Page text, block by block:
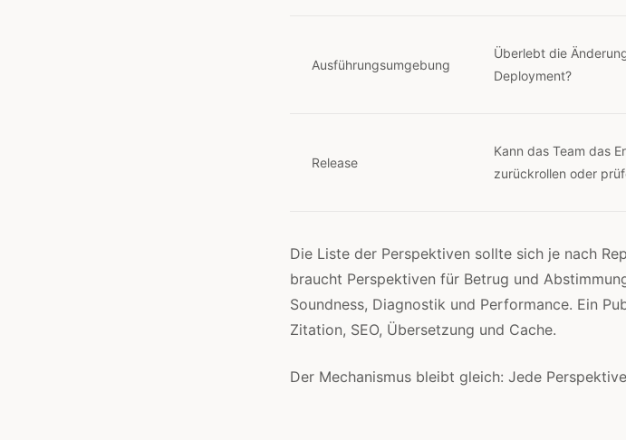
Ausführungsumgebung
Überlebt die
Deployment?
Release
Kann das Team das
zurückrollen oder
Die Liste der Perspektiven sollte sich je nach
braucht Perspektiven für Betrug und
Soundness, Diagnostik und Performance. Ein
Zitation, SEO, Übersetzung und Cache.
Der Mechanismus bleibt gleich: Jede